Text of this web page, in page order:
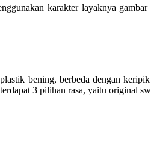
karakter layaknya
bening, berbeda dengan
3 pilihan rasa, yaitu original